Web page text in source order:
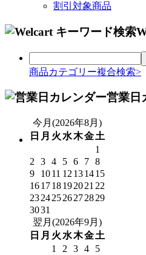
割引対象商品
商品カテゴリー複合検索>
営業日
今月(2026年8月)
日 月 火 水木金土
1
2
3 4 5 6 7 8
9
1011 12 131415
161718192021 22
23242526272829
3031
翌月(2026年9月)
日 月 火 水木金土
1
2 3 4
5